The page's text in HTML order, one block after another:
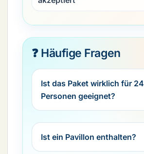
❓ Häufige Fragen
Ist das Paket wirklich für 24
Personen geeignet?
Ist ein Pavillon enthalten?